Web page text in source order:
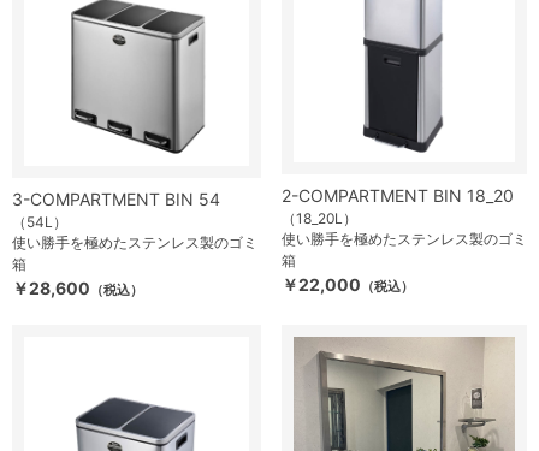
3-COMPARTMENT BIN 54
（54L）
使い勝手を極めたステンレス製のゴミ
箱
￥28,600 （税込）
2-COMPARTMENT BIN 18_20
（18_20L）
使い勝手を極めたステンレス製のゴミ
箱
￥22,000 （税込）